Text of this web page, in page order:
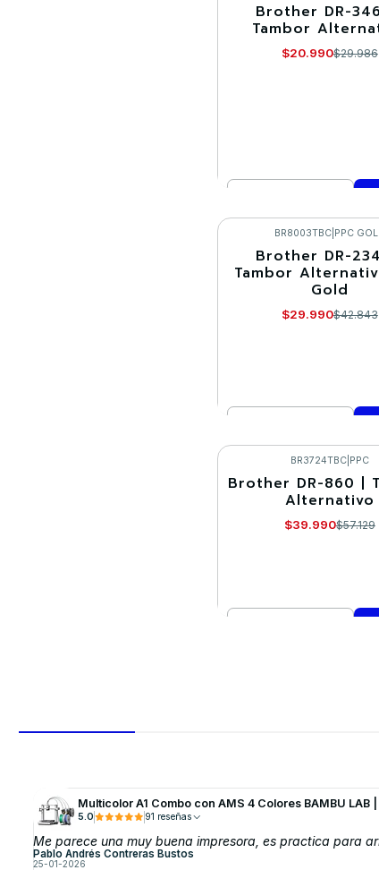
-30%
Brother DR-
Tambor
$20.990$29.986
Comprar ahora
-30%
BR8003TBC| PPC
Brother DR-
Tambor
Gold
$29.990$42.843
Comprar ahora
-30%
BR3724TBC| PPC
Brother DR-860 |
Alternativo
$39.990$57.129
Multicolor A1 Combo con AMS 4 Colores BAMBU LAB
5.0 91 reseñas
Me parece una muy buena impresora, es practica para
Pablo Andrés Contreras Bustos
25-01-2026